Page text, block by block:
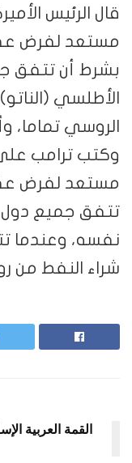
قال الرئيس
مستعد لفرض
بشرط أن تتفق
الأطلسي
الروسي تماما،
وكتب ترامب
مستعد لفرض
تتفق جميع دول
نفسه، وعندما
شراء النفط من
القمة العربية